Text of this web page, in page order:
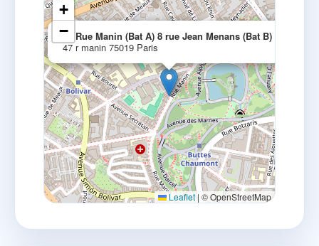
47 Rue Manin (Bat A) 8 rue Jean Menans (Bat B)
47 r manin 75019 Paris
+
−
Leaflet | © OpenStreetMap